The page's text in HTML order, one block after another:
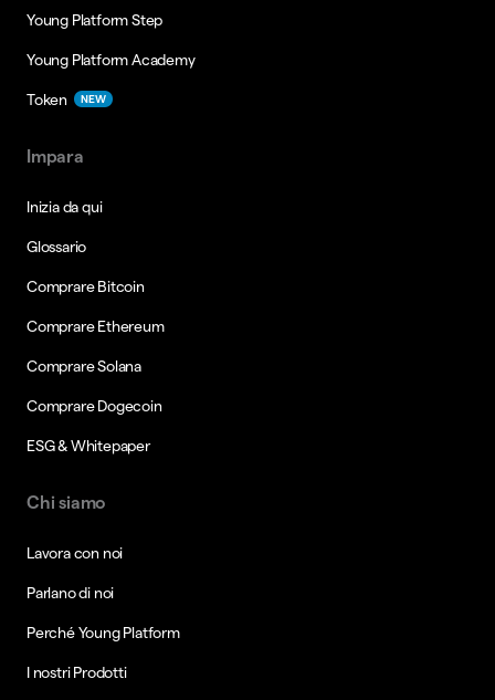
Young Platform Step
Young Platform Academy
Token NEW
Impara
Inizia da qui
Glossario
Comprare Bitcoin
Comprare Ethereum
Comprare Solana
Comprare Dogecoin
ESG & Whitepaper
Chi siamo
Lavora con noi
Parlano di noi
Perché Young Platform
I nostri Prodotti